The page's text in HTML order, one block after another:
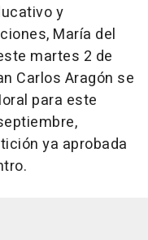
y
María del
martes 2 de
Carlos Aragón se
para este
ya aprobada